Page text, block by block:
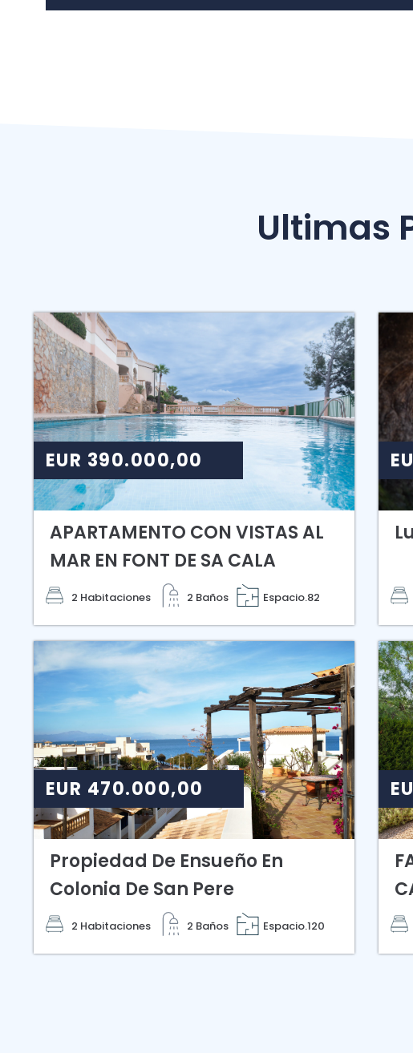
Ultimas
EUR 390.000,00
APARTAMENTO CON VISTAS AL
MAR EN FONT DE SA CALA
2 Habitaciones 2 Baños Espacio.82
EUR 470.000,00
Propiedad De Ensueño En
Colonia De San Pere
2 Habitaciones 2 Baños Espacio.120